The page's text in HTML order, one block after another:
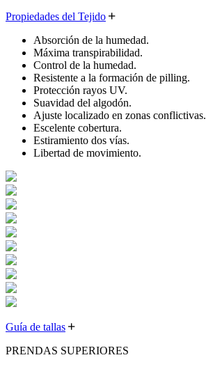
Propiedades del Tejido
Absorción de la humedad.
Máxima transpirabilidad.
Control de la humedad.
Resistente a la formación de pilling.
Protección rayos UV.
Suavidad del algodón.
Ajuste localizado en zonas conflictivas.
Escelente cobertura.
Estiramiento dos vías.
Libertad de movimiento.
Guía de tallas
PRENDAS SUPERIORES